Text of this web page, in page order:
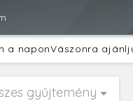
a naponVászonra
gyűjtemény